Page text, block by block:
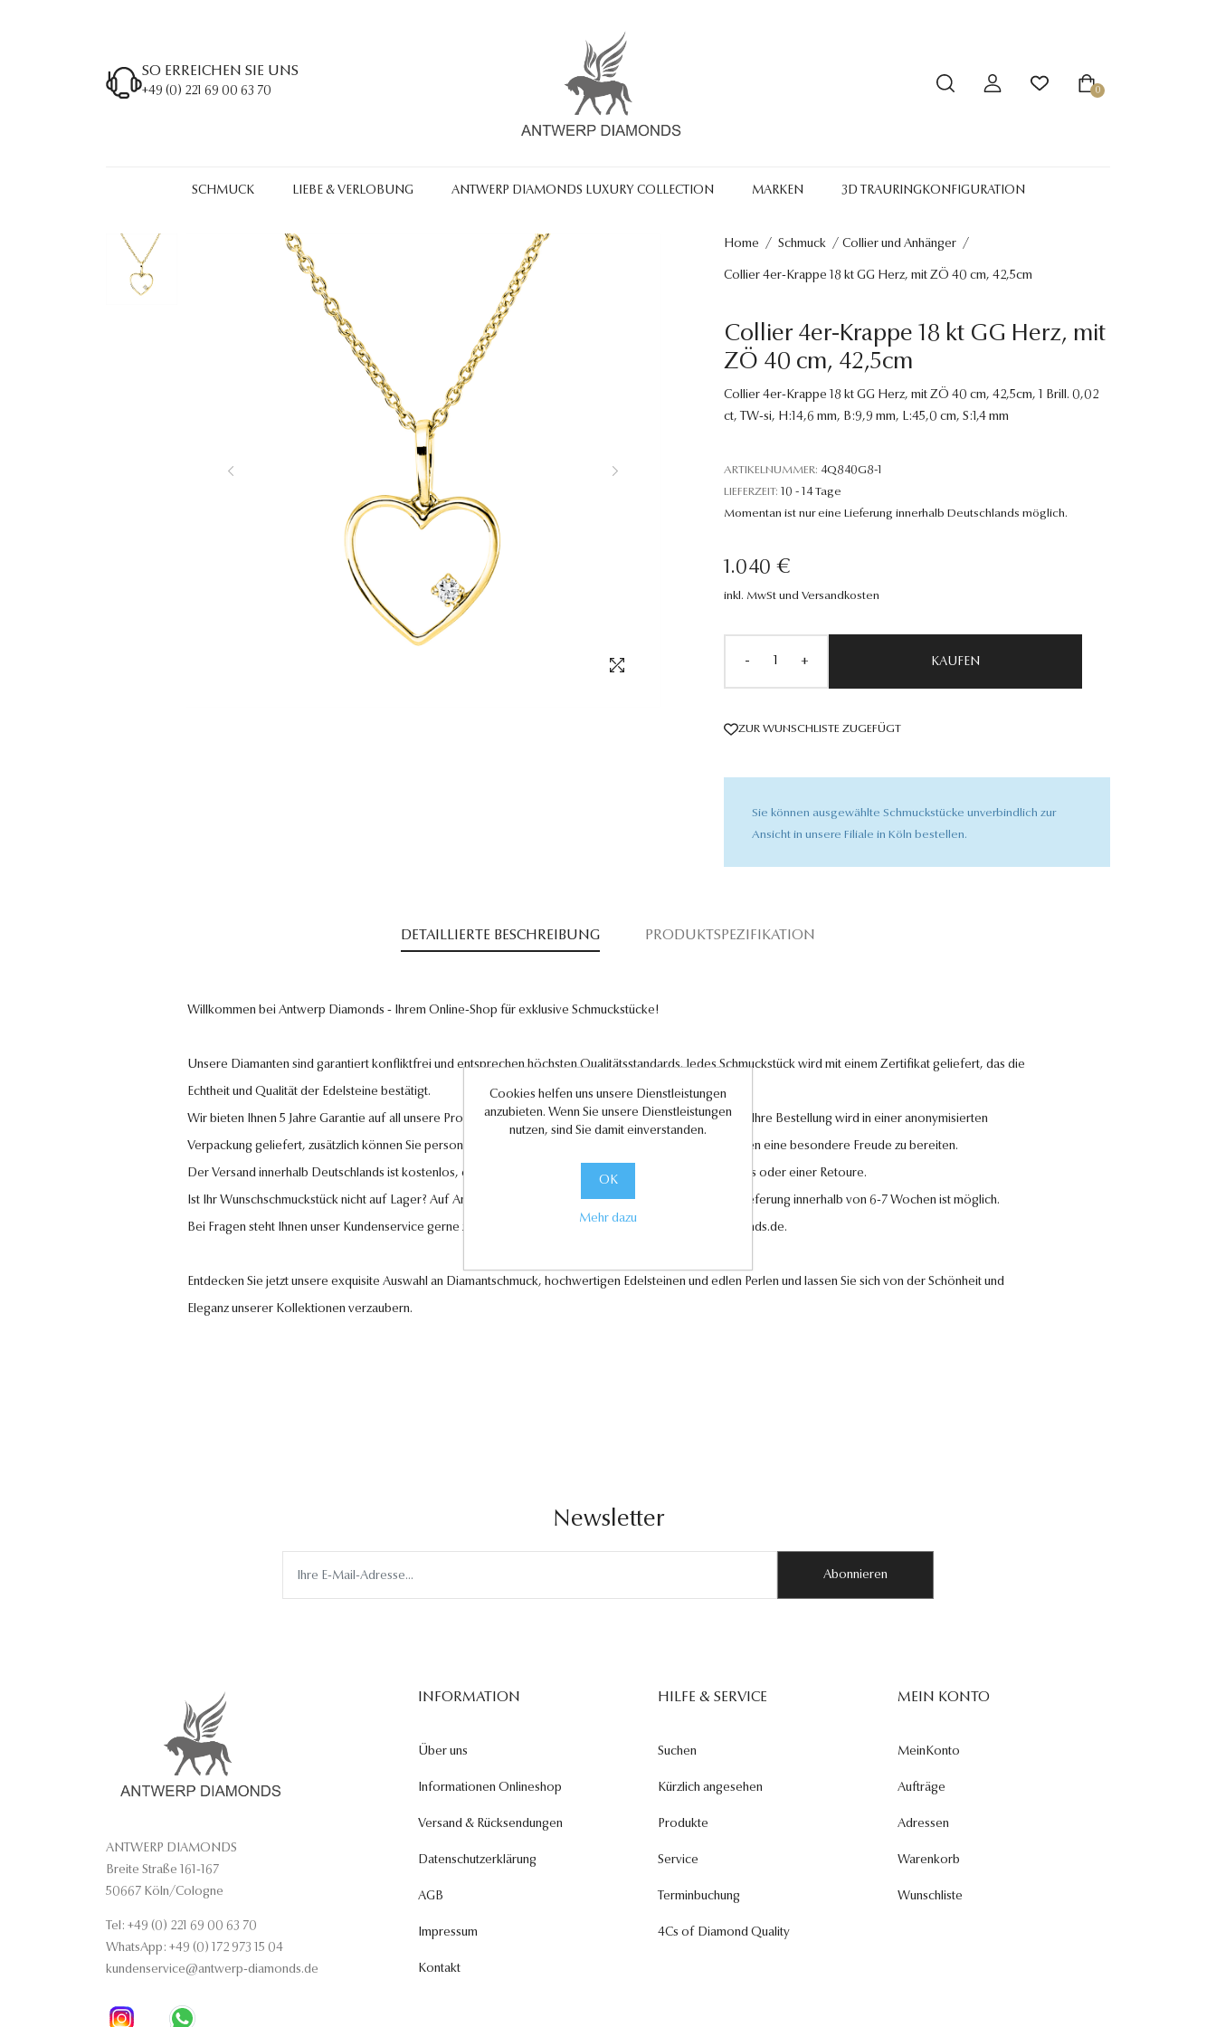
SO ERREICHEN SIE UNS
+49 (0) 221 69 00 63 70 0
SCHMUCK LIEBE & VERLOBUNG ANTWERP DIAMONDS LUXURY COLLECTION MARKEN 3D TRAURINGKONFIGURATION
Home / Schmuck / Collier und Anhänger /
Collier 4er-Krappe 18 kt GG Herz, mit ZÖ 40 cm, 42,5cm
Collier 4er-Krappe 18 kt GG Herz, mit
ZÖ 40 cm, 42,5cm
Collier 4er-Krappe 18 kt GG Herz, mit ZÖ 40 cm, 42,5cm, 1 Brill. 0,02
ct, TW-si, H:14,6 mm, B:9,9 mm, L:45,0 cm, S:1,4 mm
ARTIKELNUMMER: 4Q840G8-1
LIEFERZEIT: 10 - 14 Tage
Momentan ist nur eine Lieferung innerhalb Deutschlands möglich.
1.040 €
inkl. MwSt und Versandkosten
- + KAUFEN
ZUR WUNSCHLISTE ZUGEFÜGT
Sie können ausgewählte Schmuckstücke unverbindlich zur
Ansicht in unsere Filiale in Köln bestellen.
DETAILLIERTE BESCHREIBUNG PRODUKTSPEZIFIKATION
Willkommen bei Antwerp Diamonds - Ihrem Online-Shop für exklusive Schmuckstücke!
Unsere Diamanten sind garantiert konfliktfrei und entsprechen höchsten Qualitätsstandards. Jedes Schmuckstück wird mit einem Zertifikat geliefert, das die
Echtheit und Qualität der Edelsteine bestätigt.
Wir bieten Ihnen 5 Jahre Garantie auf all unsere Produkte und legen großen Wert auf Ihre Zufriedenheit. Ihre Bestellung wird in einer anonymisierten
Verpackung geliefert, zusätzlich können Sie personalisierte Geschenkkarten hinzufügen, um Ihren Liebsten eine besondere Freude zu bereiten.
Der Versand innerhalb Deutschlands ist kostenlos, ebenso wie der Rückversand im Falle eines Umtauschs oder einer Retoure.
Ist Ihr Wunschschmuckstück nicht auf Lager? Auf Anfrage können wir es für Sie anfertigen lassen. Eine Lieferung innerhalb von 6-7 Wochen ist möglich.
Bei Fragen steht Ihnen unser Kundenservice gerne zur Verfügung unter kundenservice@antwerp-diamonds.de.
Entdecken Sie jetzt unsere exquisite Auswahl an Diamantschmuck, hochwertigen Edelsteinen und edlen Perlen und lassen Sie sich von der Schönheit und
Eleganz unserer Kollektionen verzaubern.
Newsletter
Abonnieren
ANTWERP DIAMONDS
Breite Straße 161-167
50667 Köln/Cologne
Tel: +49 (0) 221 69 00 63 70
WhatsApp: +49 (0) 172 973 15 04
kundenservice@antwerp-diamonds.de
INFORMATION
Über uns
Informationen Onlineshop
Versand & Rücksendungen
Datenschutzerklärung
AGB
Impressum
Kontakt
HILFE & SERVICE
Suchen
Kürzlich angesehen
Produkte
Service
Terminbuchung
4Cs of Diamond Quality
MEIN KONTO
MeinKonto
Aufträge
Adressen
Warenkorb
Wunschliste
Cookies helfen uns unsere Dienstleistungen
anzubieten. Wenn Sie unsere Dienstleistungen
nutzen, sind Sie damit einverstanden.
OK
Mehr dazu